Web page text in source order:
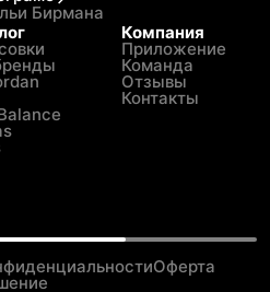
Бирмана
Компания
Приложение
Команда
Отзывы
Контакты
Оферта